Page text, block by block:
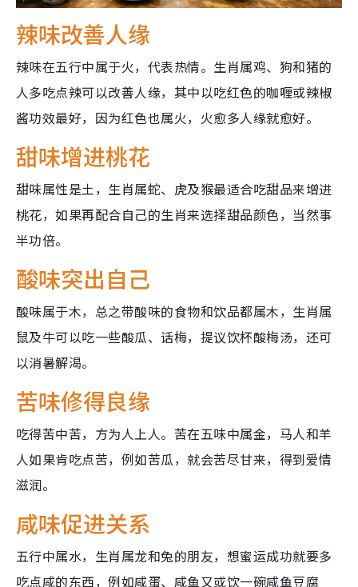
辣味改善人缘
辣味在五行中属于火，代表热情。生肖属鸡、狗和猪的
人多吃点辣可以改善人缘，其中以吃红色的咖喱或辣椒
酱功效最好，因为红色也属火，火愈多人缘就愈好。
甜味增进桃花
甜味属性是土，生肖属蛇、虎及猴最适合吃甜品来增进
桃花，如果再配合自己的生肖来选择甜品颜色，当然事
半功倍。
酸味突出自己
酸味属于木，总之带酸味的食物和饮品都属木，生肖属
鼠及牛可以吃一些酸瓜、话梅，提议饮杯酸梅汤，还可
以消暑解渴。
苦味修得良缘
吃得苦中苦，方为人上人。苦在五味中属金，马人和羊
人如果肯吃点苦，例如苦瓜，就会苦尽甘来，得到爱情
滋润。
咸味促进关系
五行中属水，生肖属龙和兔的朋友，想蜜运成功就要多
吃点咸的东西，例如咸蛋、咸鱼又或饮一碗咸鱼豆腐